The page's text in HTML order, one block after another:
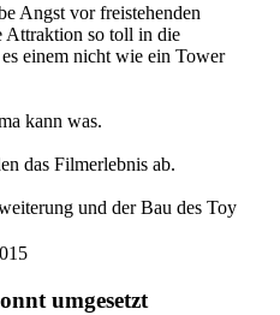
Angst vor freistehenden
Attraktion so toll in die
einem nicht wie ein Tower
kann was.
das Filmerlebnis ab.
und der Bau des Toy
umgesetzt